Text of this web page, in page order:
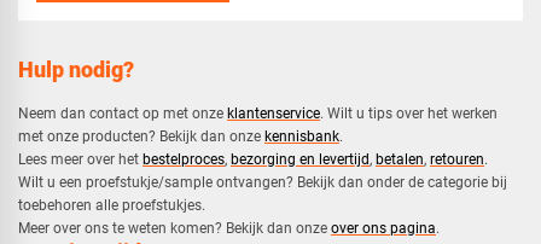
Hulp nodig?
Neem dan contact op met onze klantenservice. Wilt u tips over het werken
met onze producten? Bekijk dan onze kennisbank.
​Lees meer over het bestelproces, bezorging en levertijd, betalen, retouren.​
​Wilt u een proefstukje/sample ontvangen? Bekijk dan onder de categorie bij
toebehoren alle proefstukjes.
​​Meer over ons te weten komen? Bekijk dan onze over ons pagina.